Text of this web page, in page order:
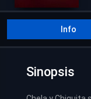
Info
Sinopsis